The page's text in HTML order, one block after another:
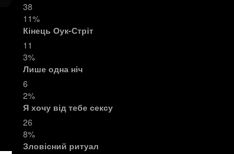
38
11%
Кінець Оук-Стріт
11
3%
Лише одна ніч
6
2%
Я хочу від тебе сексу
26
8%
Зловісний ритуал